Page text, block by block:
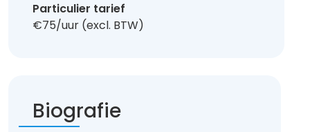
Biografie
Particulier tarief
€75/uur (excl. BTW)